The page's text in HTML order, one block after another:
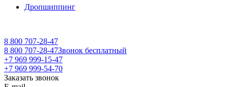
Дропшиппинг
8 800 707-28-47
8 800 707-28-47Звонок бесплатный
+7 969 999-15-47
+7 969 999-54-70
Заказать звонок